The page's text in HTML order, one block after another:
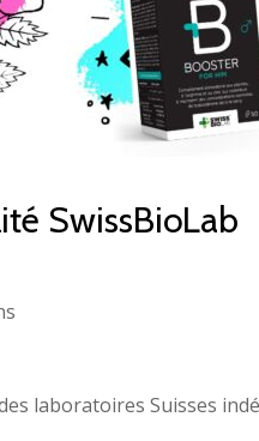
SwissBioLab
laboratoires Suisses